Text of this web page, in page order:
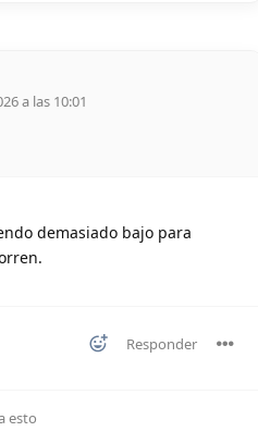
a las 10:01
demasiado bajo para
Responder
esto